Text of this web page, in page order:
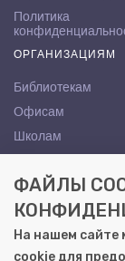
Политика
ОРГАНИЗАЦИЯМ
Библиотекам
Офисам
Школам
КОНТАКТЫ
Саратов, ул.
+7 (8452) 72-65-65
ФАЙЛЫ
На нашем сайте
cookie для